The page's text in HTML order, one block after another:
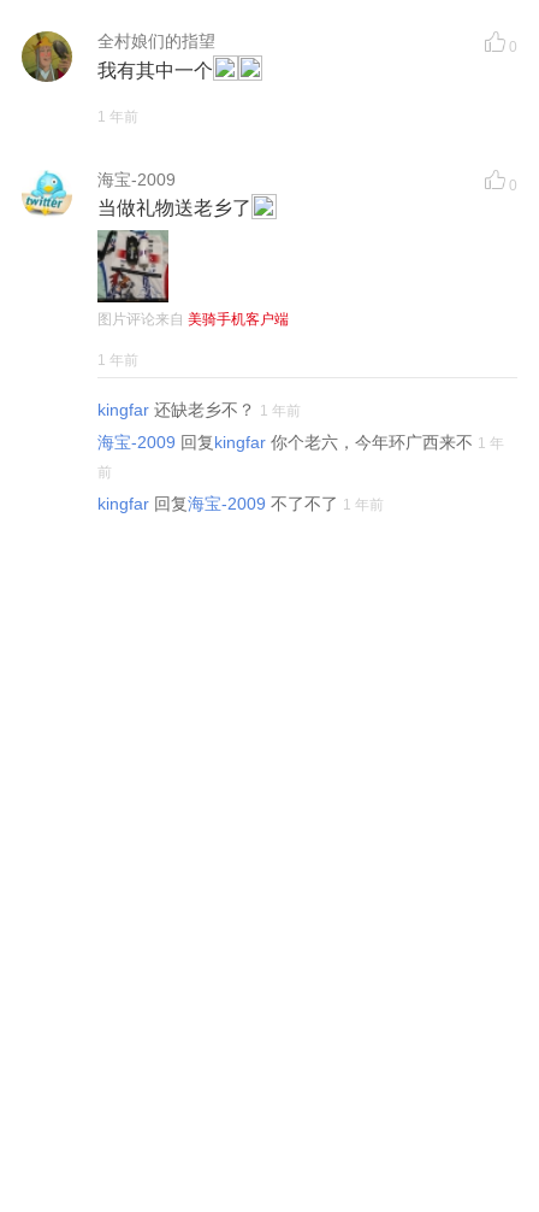
全村娘们的指望 0
我有其中一个
1 年前
海宝-2009 0
当做礼物送老乡了
图片评论来自 美骑手机客户端
1 年前
kingfar 还缺老乡不？ 1 年前
海宝-2009 回复kingfar 你个老六，今年环广西来不 1 年
前
kingfar 回复海宝-2009 不了不了 1 年前